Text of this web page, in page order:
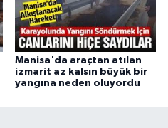
Manisa'da araçtan atılan
izmarit az kalsın büyük bir
yangına neden oluyordu